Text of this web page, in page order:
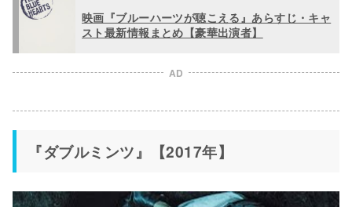
映画『ブルーハーツが聴こえる』あらすじ・キャ
スト最新情報まとめ【豪華出演者】
AD
『ダブルミンツ』【2017年】